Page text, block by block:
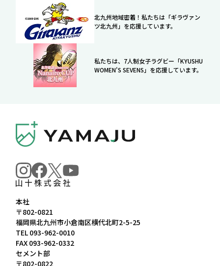
北九州地域密着！私たちは「ギラヴァン
ツ北九州」を応援しています。
私たちは、7人制女子ラグビー「KYUSHU
WOMEN'S SEVENS」を応援しています。
本社
〒802-0821
福岡県北九州市小倉南区横代北町2-5-25
TEL 093-962-0010
FAX 093-962-0332
セメント部
〒802-0822